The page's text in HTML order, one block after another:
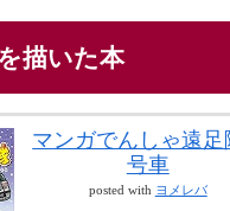
描いた本
マンガでんしゃ遠足
号車
posted with ヨメレバ